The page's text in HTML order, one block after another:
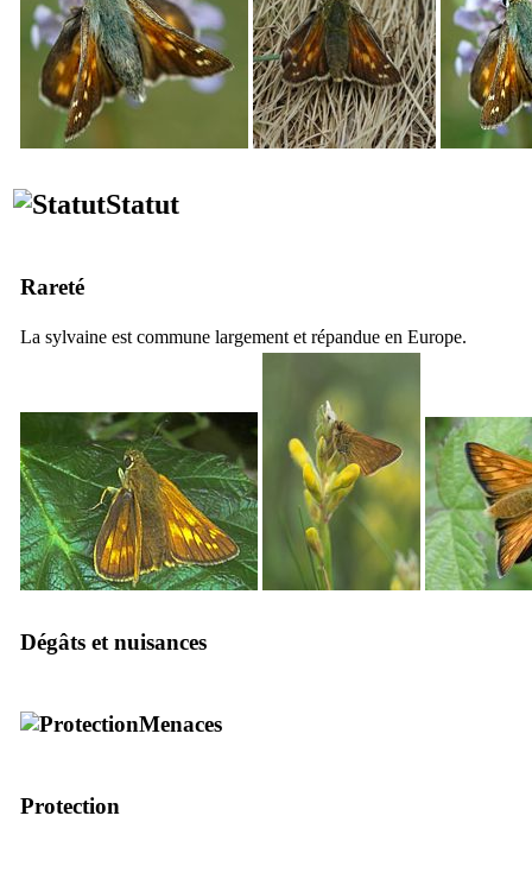
Statut
Rareté
La sylvaine est commune largement et répandue en Europe.
Dégâts et nuisances
Menaces
Protection